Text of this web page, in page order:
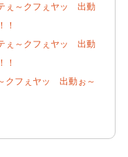
～クフぇヤッ 出動
！
～クフぇヤッ 出動
！
フぇヤッ 出動ぉ～